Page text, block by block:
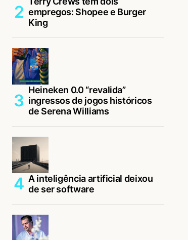
empregos: Shopee e Burger
King
Heineken 0.0 “revalida”
ingressos de jogos históricos
de Serena Williams
A inteligência artificial deixou
de ser software